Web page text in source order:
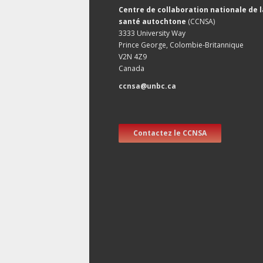
Centre de collaboration nationale de
santé autochtone (CCNSA)
3333 University Way
Prince George, Colombie-Britannique
V2N 4Z9
Canada
ccnsa@unbc.ca
Contactez le CCNSA